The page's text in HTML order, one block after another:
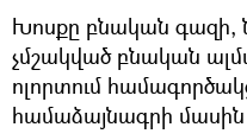
Խոսքը բնական գազի,
չմշակված բնական
ոլորտում
համաձայնագրի մասին